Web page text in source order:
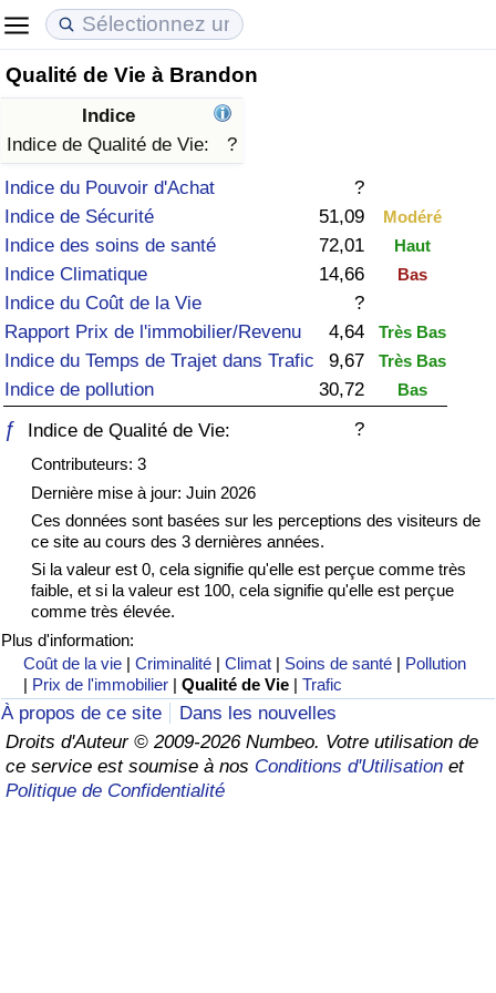
Qualité de Vie à Brandon
Indice
Indice de Qualité de Vie:
?
Indice du Pouvoir d'Achat
?
Indice de Sécurité
51,09 Modéré
Indice des soins de santé 72,01 Haut
Indice Climatique 14,66 Bas
Indice du Coût de la Vie
?
Rapport Prix de l'immobilier/Revenu
4,64 Très Bas
Indice du Temps de Trajet dans Trafic 9,67 Très Bas
Indice de pollution 30,72 Bas
ƒ Indice de Qualité de Vie: ?
Contributeurs: 3
Dernière mise à jour: Juin 2026
Ces données sont basées sur les perceptions des visiteurs de
ce site au cours des 3 dernières années.
Si la valeur est 0, cela signifie qu'elle est perçue comme très
faible, et si la valeur est 100, cela signifie qu'elle est perçue
comme très élevée.
Plus d'information:
Coût de la vie |Criminalité |Climat | Soins de santé | Pollution
| Prix de l'immobilier |Qualité de Vie |Trafic
À propos de ce site
Dans les nouvelles
Droits d'Auteur © 2009-2026 Numbeo. Votre utilisation de
ce service est soumise à nos Conditions d'Utilisation et
Politique de Confidentialité
Coût de la vie
Indice du Coût de la Vie (Actuel)
Indice du Coût de la Vie
Indice du coût de la vie par pays
à Akaba
Prix de l'immobilier
Indice des Prix de l'immobilier (Actuel)
Indice des Prix de l'immobilier
Indice des Prix de l'immobilier par Pays
Qualité de Vie
Indice de Qualité de Vie
Indice de Qualité de Vie (Actuel)
Indice de qualité de vie par pays
Criminalité
Indice de Criminalité (Actuel)
Indice de Criminalité
Soins de santé
Indice des soins de santé (Actuel)
Indice des soins de santé
Indice des soins de santé par Pays
Pollution